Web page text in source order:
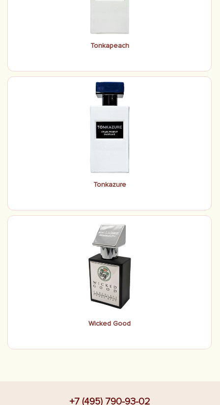
Tonkapeach
Tonkazure
Wicked Good
+7 (495) 790-93-02